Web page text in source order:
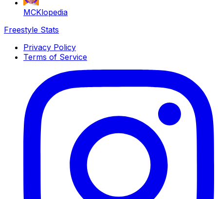
MCKlopedia
Freestyle Stats
Privacy Policy
Terms of Service